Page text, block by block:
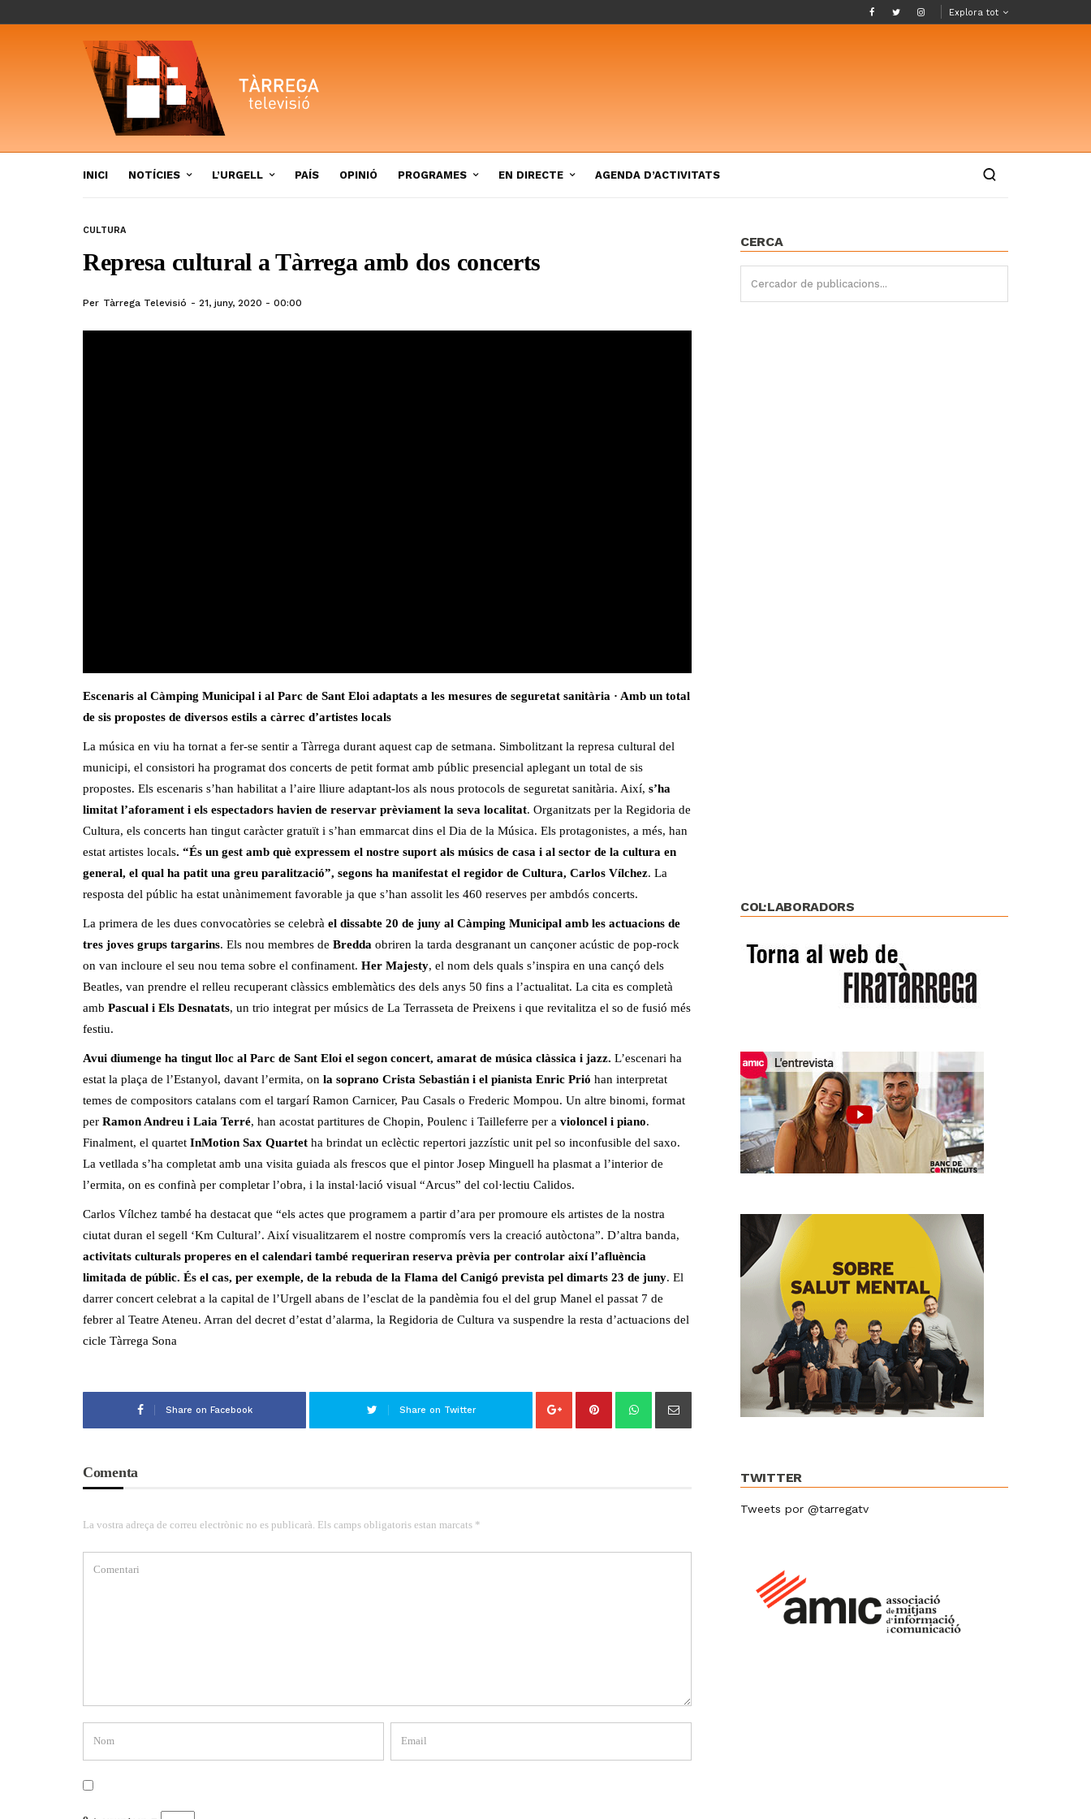
Explora tot
INICI NOTÍCIES L’URGELL PAÍS OPINIÓ PROGRAMES EN DIRECTE AGENDA D’ACTIVITATS
CULTURA
Represa cultural a Tàrrega amb dos concerts
Per Tàrrega Televisió 21, juny, 2020 - 00:00
Escenaris al Càmping Municipal i al Parc de Sant Eloi adaptats a les mesures de seguretat sanitària · Amb un total
de sis propostes de diversos estils a càrrec d’artistes locals
La música en viu ha tornat a fer-se sentir a Tàrrega durant aquest cap de setmana. Simbolitzant la represa cultural del
municipi, el consistori ha programat dos concerts de petit format amb públic presencial aplegant un total de sis
propostes. Els escenaris s’han habilitat a l’aire lliure adaptant-los als nous protocols de seguretat sanitària. Així, s’ha
limitat l’aforament i els espectadors havien de reservar prèviament la seva localitat. Organitzats per la Regidoria de
Cultura, els concerts han tingut caràcter gratuït i s’han emmarcat dins el Dia de la Música. Els protagonistes, a més, han
estat artistes locals. “És un gest amb què expressem el nostre suport als músics de casa i al sector de la cultura en
general, el qual ha patit una greu paralització”, segons ha manifestat el regidor de Cultura, Carlos Vílchez. La
resposta del públic ha estat unànimement favorable ja que s’han assolit les 460 reserves per ambdós concerts.
La primera de les dues convocatòries se celebrà el dissabte 20 de juny al Càmping Municipal amb les actuacions de
tres joves grups targarins. Els nou membres de Bredda obriren la tarda desgranant un cançoner acústic de pop-rock
on van incloure el seu nou tema sobre el confinament. Her Majesty, el nom dels quals s’inspira en una cançó dels
Beatles, van prendre el relleu recuperant clàssics emblemàtics des dels anys 50 fins a l’actualitat. La cita es completà
amb Pascual i Els Desnatats, un trio integrat per músics de La Terrasseta de Preixens i que revitalitza el so de fusió més
festiu.
Avui diumenge ha tingut lloc al Parc de Sant Eloi el segon concert, amarat de música clàssica i jazz. L’escenari ha
estat la plaça de l’Estanyol, davant l’ermita, on la soprano Crista Sebastián i el pianista Enric Prió han interpretat
temes de compositors catalans com el targarí Ramon Carnicer, Pau Casals o Frederic Mompou. Un altre binomi, format
per Ramon Andreu i Laia Terré, han acostat partitures de Chopin, Poulenc i Tailleferre per a violoncel i piano.
Finalment, el quartet InMotion Sax Quartet ha brindat un eclèctic repertori jazzístic unit pel so inconfusible del saxo.
La vetllada s’ha completat amb una visita guiada als frescos que el pintor Josep Minguell ha plasmat a l’interior de
l’ermita, on es confinà per completar l’obra, i la instal·lació visual “Arcus” del col·lectiu Calidos.
Carlos Vílchez també ha destacat que “els actes que programem a partir d’ara per promoure els artistes de la nostra
ciutat duran el segell ‘Km Cultural’. Així visualitzarem el nostre compromís vers la creació autòctona”. D’altra banda,
activitats culturals properes en el calendari també requeriran reserva prèvia per controlar així l’afluència
limitada de públic. És el cas, per exemple, de la rebuda de la Flama del Canigó prevista pel dimarts 23 de juny. El
darrer concert celebrat a la capital de l’Urgell abans de l’esclat de la pandèmia fou el del grup Manel el passat 7 de
febrer al Teatre Ateneu. Arran del decret d’estat d’alarma, la Regidoria de Cultura va suspendre la resta d’actuacions del
cicle Tàrrega Sona
Share on Facebook Share on Twitter
Comenta
La vostra adreça de correu electrònic no es publicarà. Els camps obligatoris estan marcats *
CERCA
COL·LABORADORS
TWITTER
Tweets por @tarregatv